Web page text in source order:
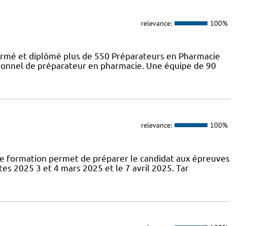
relevance: 100%
et diplômé plus de 550 Préparateurs en Pharmacie
de préparateur en pharmacie. Une équipe de 90
relevance: 100%
formation permet de préparer le candidat aux épreuves
2025 3 et 4 mars 2025 et le 7 avril 2025. Tar